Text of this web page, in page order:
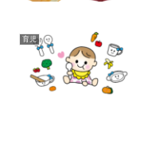
育児